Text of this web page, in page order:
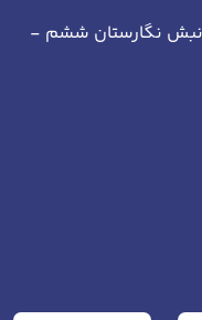
- نبش نگارستان ششم -